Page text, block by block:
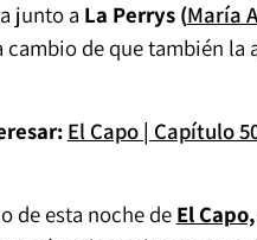
junto a La Perrys (María
cambio de que también la
El Capo | Capítulo
de esta noche de El Capo,